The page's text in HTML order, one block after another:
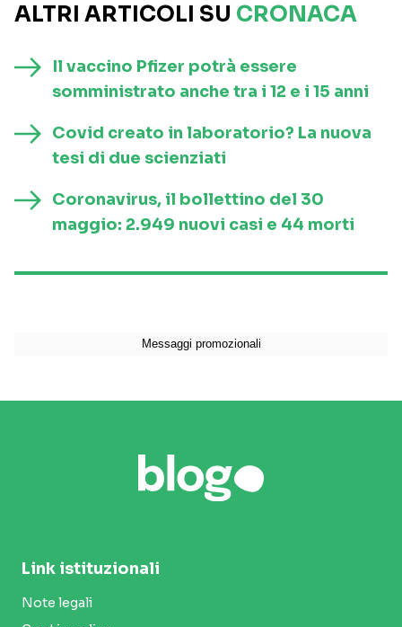
ALTRI ARTICOLI SU CRONACA
Il vaccino Pfizer potrà essere
somministrato anche tra i 12 e i 15 anni
Covid creato in laboratorio? La nuova
tesi di due scienziati
Coronavirus, il bollettino del 30
maggio: 2.949 nuovi casi e 44 morti
Link istituzionali
Note legali